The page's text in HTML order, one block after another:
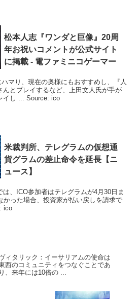
松本人志『ワンダと巨像』20周
年お祝いコメントが公式サイト
に掲載 - 電ファミニコゲーマー
マり、現在の奥様にもおすすめし、『人
んとプレイするなど、上田文人氏が手が
イし ... Source: ico
米裁判所、テレグラムの仮想通
貨グラムの差止命令を延長【ニ
ュース】
、ICO参加者はテレグラムが4月30日ま
かった場合、投資家が払い戻しを請求で
ico
ィタリック：イーサリアムの使命は
西のコミュニティをつなぐことであ
り、来年には10倍の ...